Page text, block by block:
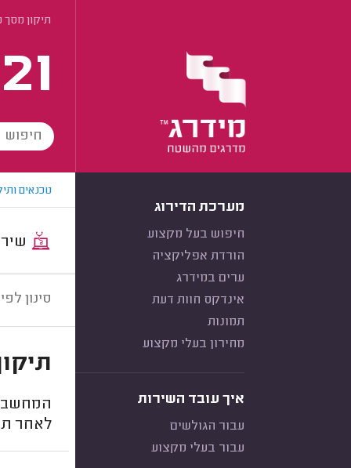
תיקון מסך
מערכת הדירוג
חיפוש בעל מקצוע
הורדת אפליקציה
ערים במידרג
אינדקס חוות דעת
תמונות
מחירון בעלי מקצוע
איך עובד השירות
עבור הגולשים
עבור בעלי מקצוע
טכנאים
סינון
המחשב
לאחר